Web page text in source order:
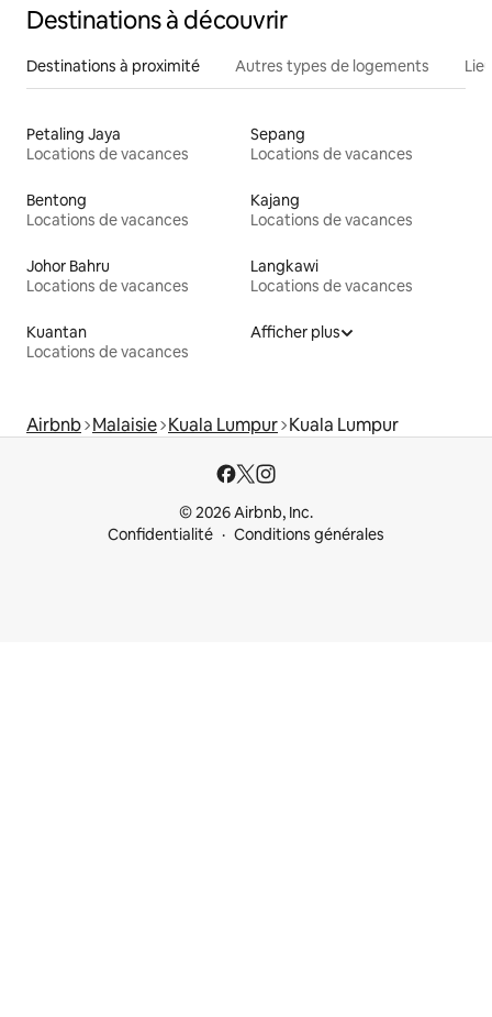
Destinations à découvrir
Destinations à proximité Autres types de logements
Petaling Jaya
Locations de vacances
Sepang
Locations de vacances
Bentong
Locations de vacances
Kajang
Locations de vacances
Johor Bahru
Locations de vacances
Langkawi
Locations de vacances
Kuantan
Locations de vacances
Afficher plus
Airbnb Malaisie Kuala Lumpur Kuala Lumpur
© 2026 Airbnb, Inc.
Confidentialité
Conditions générales